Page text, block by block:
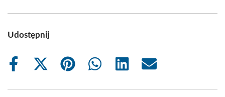
Udostępnij
Share
Share
(Twitter)
Share
Share
Share
Share